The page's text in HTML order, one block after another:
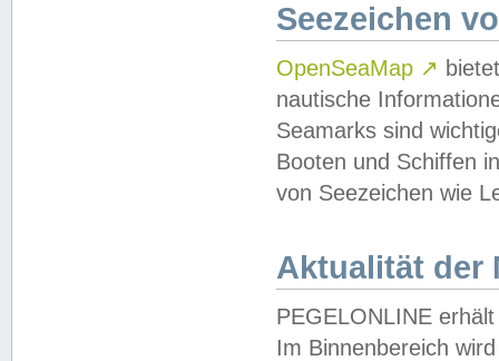
Seezeichen
OpenSeaMap ↗
nautische
Seamarks sind
Booten und Schiffen
von Seezeichen wie
Aktualität der
PEGELONLINE
Im Binnenbereich